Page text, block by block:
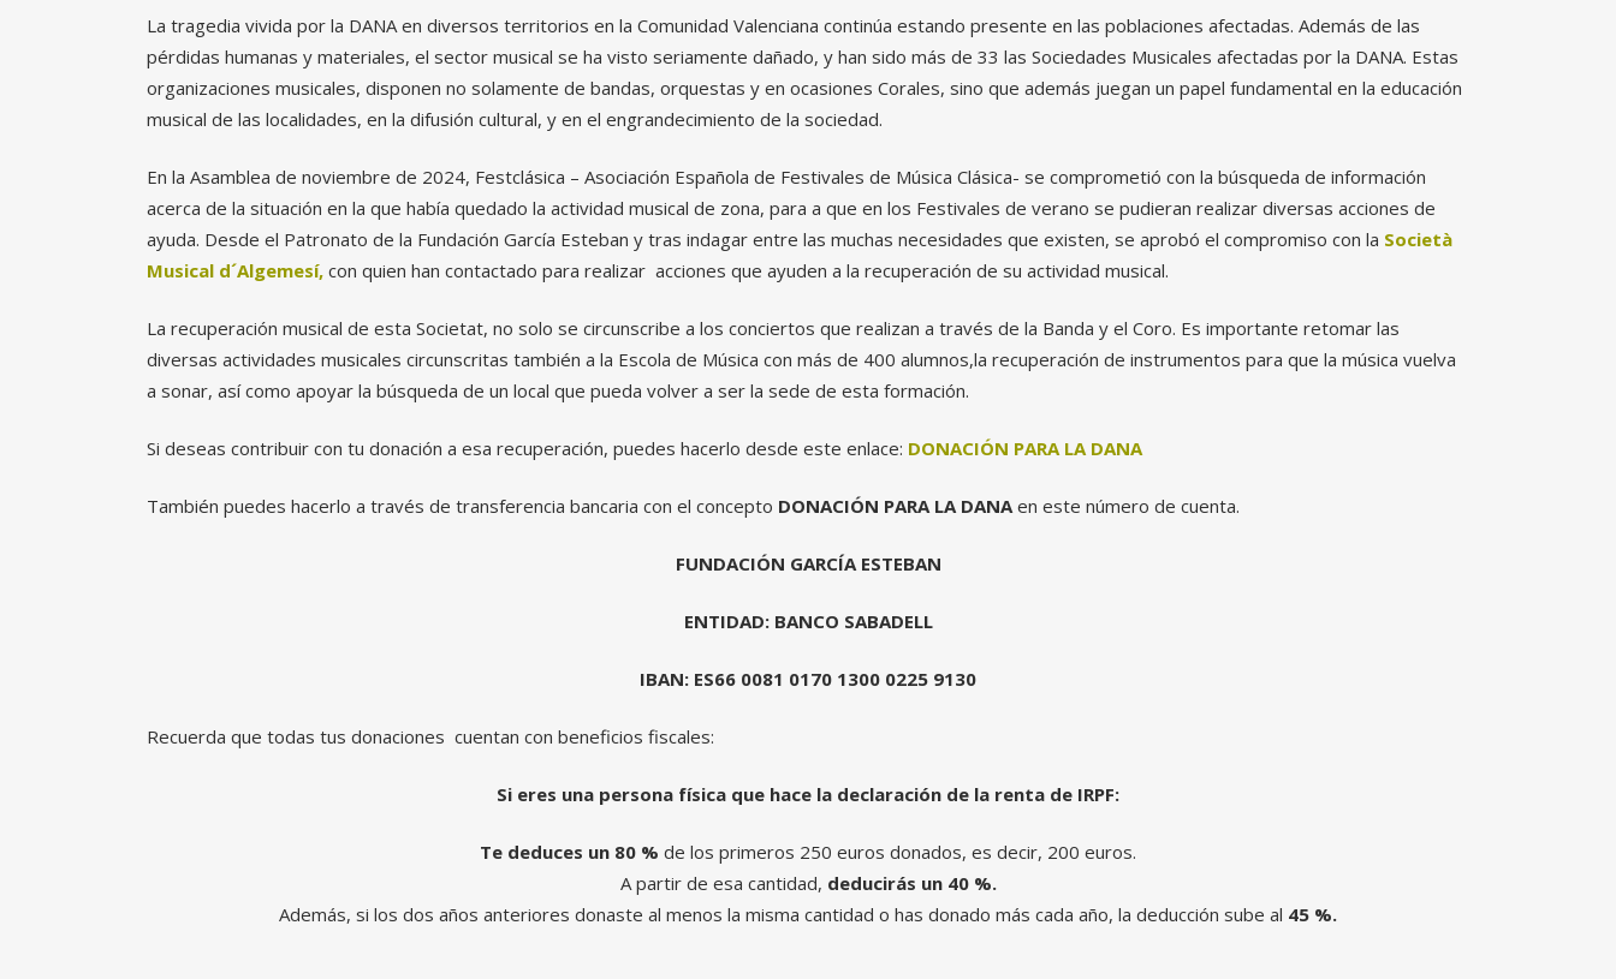
La tragedia vivida por la DANA en diversos territorios en la Comunidad Valenciana continúa estando presente en las poblaciones afectadas. Además de las
pérdidas humanas y materiales, el sector musical se ha visto seriamente dañado, y han sido más de 33 las Sociedades Musicales afectadas por la DANA. Estas
organizaciones musicales, disponen no solamente de bandas, orquestas y en ocasiones Corales, sino que además juegan un papel fundamental en la educación
musical de las localidades, en la difusión cultural, y en el engrandecimiento de la sociedad.
En la Asamblea de noviembre de 2024, Festclásica – Asociación Española de Festivales de Música Clásica- se comprometió con la búsqueda de información
acerca de la situación en la que había quedado la actividad musical de zona, para a que en los Festivales de verano se pudieran realizar diversas acciones de
ayuda. Desde el Patronato de la Fundación García Esteban y tras indagar entre las muchas necesidades que existen, se aprobó el compromiso con la Società
Musical d´Algemesí, con quien han contactado para realizar acciones que ayuden a la recuperación de su actividad musical.
La recuperación musical de esta Societat, no solo se circunscribe a los conciertos que realizan a través de la Banda y el Coro. Es importante retomar las
diversas actividades musicales circunscritas también a la Escola de Música con más de 400 alumnos,la recuperación de instrumentos para que la música vuelva
a sonar, así como apoyar la búsqueda de un local que pueda volver a ser la sede de esta formación.
Si deseas contribuir con tu donación a esa recuperación, puedes hacerlo desde este enlace: DONACIÓN PARA LA DANA
También puedes hacerlo a través de transferencia bancaria con el concepto DONACIÓN PARA LA DANA en este número de cuenta.
FUNDACIÓN GARCÍA ESTEBAN
ENTIDAD: BANCO SABADELL
IBAN: ES66 0081 0170 1300 0225 9130
Recuerda que todas tus donaciones cuentan con beneficios fiscales:
Si eres una persona física que hace la declaración de la renta de IRPF:
Te deduces un 80 % de los primeros 250 euros donados, es decir, 200 euros.
A partir de esa cantidad, deducirás un 40 %.
Además, si los dos años anteriores donaste al menos la misma cantidad o has donado más cada año, la deducción sube al 45 %.